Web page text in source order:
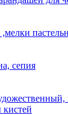
,мелки
сепия